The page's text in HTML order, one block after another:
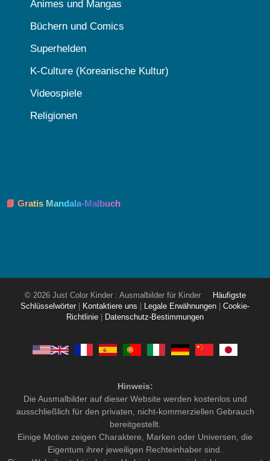
Animes und Mangas
Büchern und Comics
Superhelden
K-Culture (Koreanische Kultur)
Videospiele
Religionen
📘 Gratis Mandala-Malbuch
© 2026 Just Color Kinder : Ausmalbilder für Kinder
Häufigste
Schlüsselwörter
Kontaktiere uns Legale Erwähnungen
Cookie-
Richtlinie
Datenschutz-Bestimmungen
Hinweis:
Die Ausmalbilder auf dieser Website werden kostenlos und
ausschließlich für den privaten, nicht-kommerziellen Gebrauch
bereitgestellt.
Einige Motive zeigen Charaktere, Marken oder Universen, die
Eigentum ihrer jeweiligen Rechteinhaber sind.